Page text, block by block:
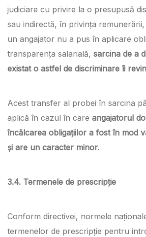
judiciare cu privire la o presupusă
sau indirectă, în privința
un angajator nu a pus în aplicare
transparența salarială, sarcina de a
existat o astfel de discriminare îi
Acest transfer al probei în sarcina
aplică în cazul în care angajatorul
încălcarea obligațiilor a fost în mod
și are un caracter minor.
3.4. Termenele de prescripție
Conform directivei, normele
termenelor de prescripție pentru